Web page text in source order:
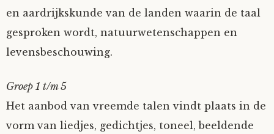
en aardrijkskunde van de landen waarin de taal
gesproken wordt, natuurwetenschappen en
levensbeschouwing.
Groep 1 t/m 5
Het aanbod van vreemde talen vindt plaats in de
vorm van liedjes, gedichtjes, toneel, beeldende